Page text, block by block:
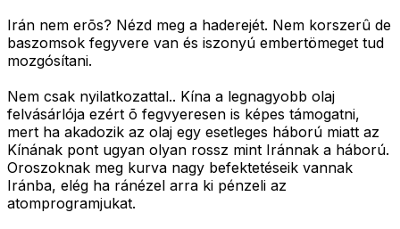
Irán nem erõs? Nézd meg a haderejét. Nem korszerû de
baszomsok fegyvere van és iszonyú embertömeget tud
mozgósítani.
Nem csak nyilatkozattal.. Kína a legnagyobb olaj
felvásárlója ezért õ fegvyeresen is képes támogatni,
mert ha akadozik az olaj egy esetleges háború miatt az
Kínának pont ugyan olyan rossz mint Iránnak a háború.
Oroszoknak meg kurva nagy befektetéseik vannak
Iránba, elég ha ránézel arra ki pénzeli az
atomprogramjukat.